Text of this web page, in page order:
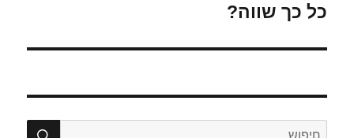
כל כך שווה?
חפש: